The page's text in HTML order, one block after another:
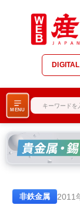
MENU
非鉄金属 2011